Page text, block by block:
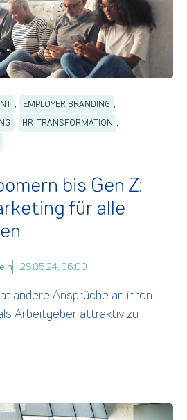
, EMPLOYER BRANDING ,
, HR-TRANSFORMATION ,
bis Gen Z:
für alle
28.05.24, 06:00
andere Ansprüche an ihren
Arbeitgeber attraktiv zu